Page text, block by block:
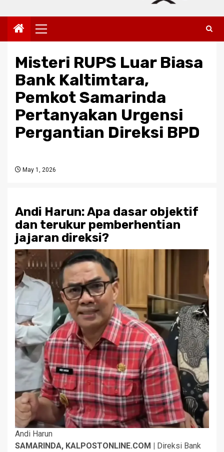
Primary
Menu
Misteri RUPS Luar Biasa
Bank Kaltimtara,
Pemkot Samarinda
Pertanyakan Urgensi
Pergantian Direksi BPD
May 1, 2026
Andi Harun: Apa dasar objektif
dan terukur pemberhentian
jajaran direksi?
Andi Harun
SAMARINDA, KALPOSTONLINE.COM | Direksi Bank